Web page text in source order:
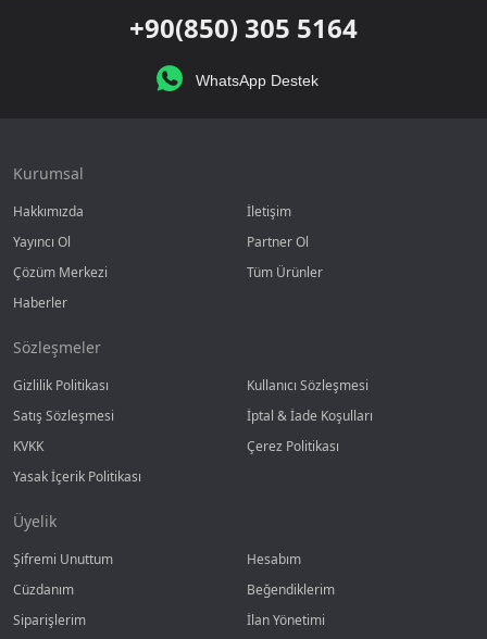
+90(850) 305 5164
WhatsApp Destek
Kurumsal
Hakkımızda
İletişim
Yayıncı Ol
Partner Ol
Çözüm Merkezi
Tüm Ürünler
Haberler
Sözleşmeler
Gizlilik Politikası
Kullanıcı Sözleşmesi
Satış Sözleşmesi
İptal & İade Koşulları
KVKK
Çerez Politikası
Yasak İçerik Politikası
Üyelik
Şifremi Unuttum
Hesabım
Cüzdanım
Beğendiklerim
Siparişlerim
İlan Yönetimi